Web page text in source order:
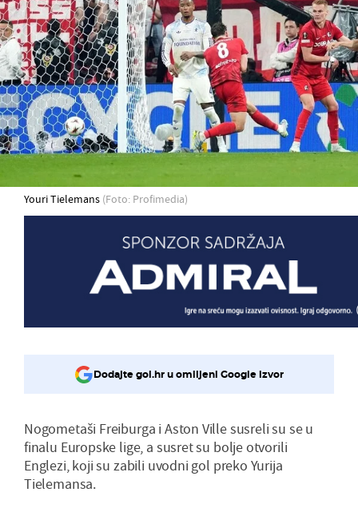
Youri Tielemans (Foto: Profimedia)
Dodajte gol.hr u omiljeni Google izvor
Nogometaši Freiburga i Aston Ville susreli su se u
finalu Europske lige, a susret su bolje otvorili
Englezi, koji su zabili uvodni gol preko Yurija
Tielemansa.